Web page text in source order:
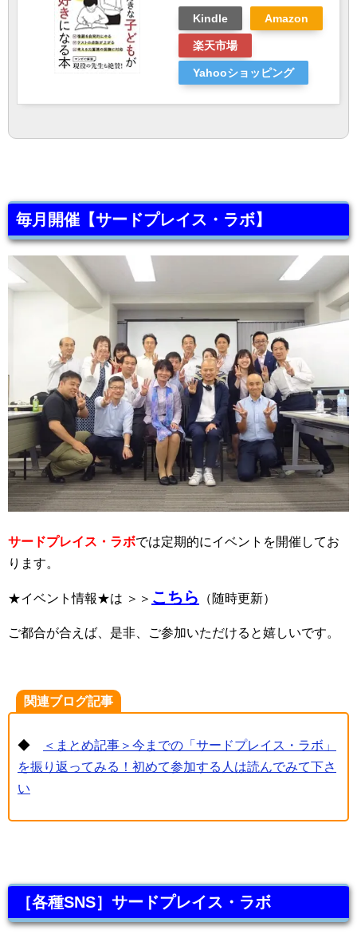
Kindle Amazon
楽天市場
Yahooショッピング
毎月開催【サードプレイス・ラボ】
サードプレイス・ラボでは定期的にイベントを開催してお
ります。
★イベント情報★は ＞＞ こちら （随時更新）
ご都合が合えば、是非、ご参加いただけると嬉しいです。
関連ブログ記事
◆
＜まとめ記事＞今までの「サードプレイス・ラボ」
を振り返ってみる！初めて参加する人は読んでみて下さ
い
［各種SNS］サードプレイス・ラボ